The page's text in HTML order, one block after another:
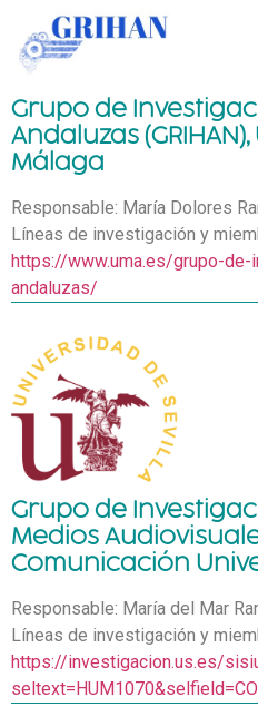
Grupo de
Andaluzas
Málaga
Responsable: María Dolores
Líneas de investigación y
https://www.uma.es/grupo-
andaluzas/
Grupo de
Medios
Comunicación
Responsable: María del Mar
Líneas de investigación y
https://investigacion.us.es/